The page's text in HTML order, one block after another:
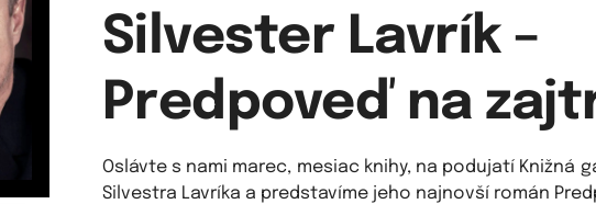
Silvester Lavrík –
Predpoveď na
Oslávte s nami marec, mesiac knihy, na podujatí Knižná
Silvestra Lavríka a predstavíme jeho najnovší román